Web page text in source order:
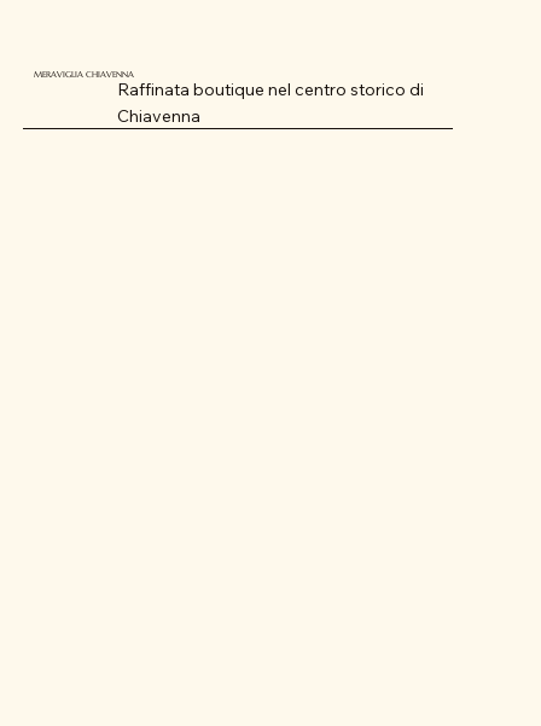
MERAVIGLIA CHIAVENNA
Raffinata boutique nel centro storico di
Chiavenna